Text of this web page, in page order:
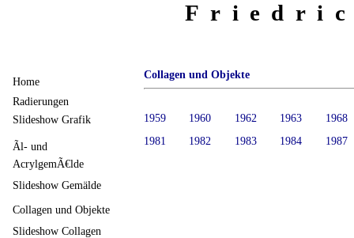
Collagen und Objekte
1959 1960 1962 1963
1968
1981
1982 1983 1984 1987
Home
Radierungen
Slideshow Grafik
Ãl- und
AcrylgemÃ€lde
Slideshow Gemälde
Collagen und Objekte
Slideshow Collagen